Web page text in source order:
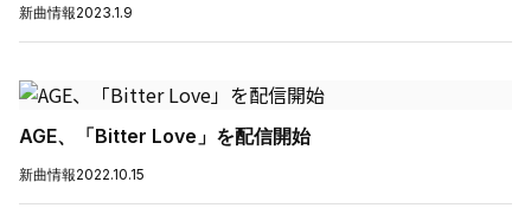
新曲情報2023.1.9
AGE、「Bitter Love」を配信開始
新曲情報2022.10.15